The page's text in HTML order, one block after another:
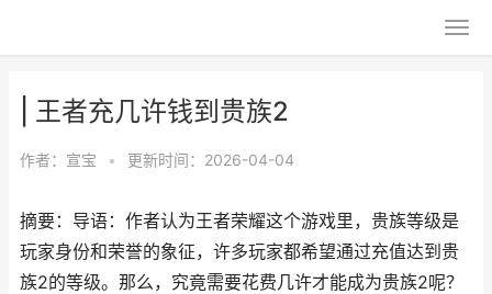
| 王者充几许钱到贵族2
作者： 宣宝 • 更新时间：2026-04-04
摘要：导语：作者认为王者荣耀这个游戏里，贵族等级是
玩家身份和荣誉的象征，许多玩家都希望通过充值达到贵
族2的等级。那么，究竟需要花费几许才能成为贵族2呢？